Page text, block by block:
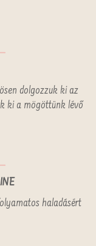
dolgozzuk ki az
ki a mögöttünk lévő
haladásért